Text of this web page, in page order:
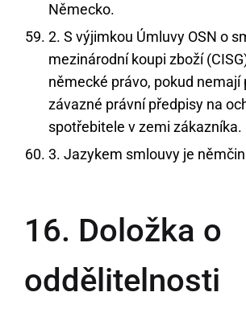
Německo.
2. S výjimkou Úmluvy OSN o
mezinárodní koupi zboží
německé právo, pokud nemají
závazné právní předpisy na
spotřebitele v zemi zákazníka.
3. Jazykem smlouvy je
16. Doložka o
oddělitelnosti